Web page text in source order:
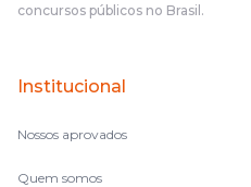
concursos públicos no Brasil.
Institucional
Nossos aprovados
Quem somos